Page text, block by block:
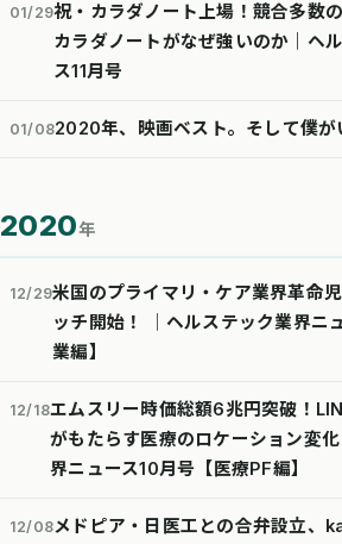
01/29祝・カラダノート上場！競合多数
カラダノートがなぜ強いのか｜ヘ
ス11月号
01/082020年、映画ベスト。そして僕が
2020年
12/29米国のプライマリ・ケア業界革命
ッチ開始！ │ヘルステック業界ニ
業編】
12/18エムスリー時価総額6兆円突破！
がもたらす医療のロケーション変
界ニュース10月号【医療PF編】
12/08メドピア・日医工との合弁設立